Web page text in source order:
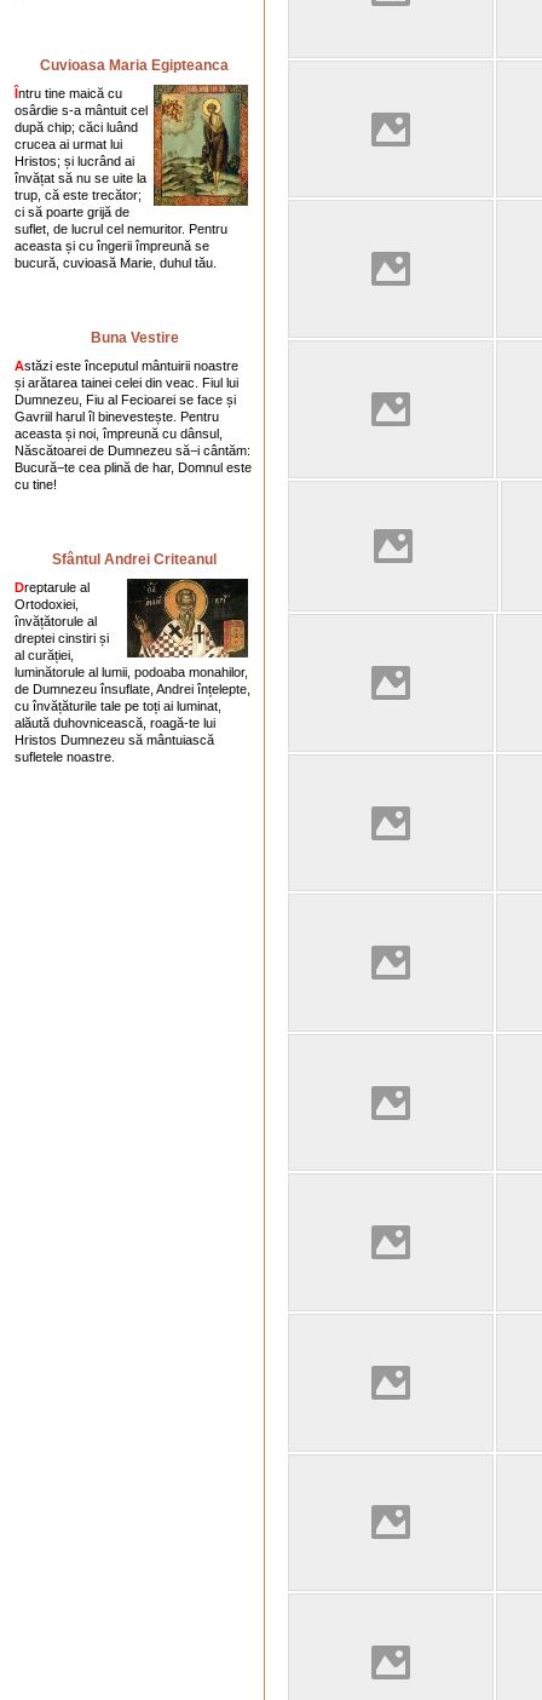
Cuvioasa Maria Egipteanca
Întru tine maică cu
osârdie s-a mântuit cel
după chip; căci luând
crucea ai urmat lui
Hristos; și lucrând ai
învățat să nu se uite la
trup, că este trecător;
ci să poarte grijă de
suflet, de lucrul cel nemuritor. Pentru
aceasta și cu în­gerii împreună se
bucură, cuvioasă Marie, duhul tău.
Buna Vestire
Astăzi este începutul mântuirii noastre
și arătarea tainei celei din veac. Fiul lui
Dumnezeu, Fiu al Fecioarei se face și
Gavriil harul îl binevestește. Pentru
aceasta și noi, împreună cu dânsul,
Născătoarei de Dumnezeu să−i cântăm:
Bucură−te cea plină de har, Domnul este
cu tine!
Sfântul Andrei Criteanul
Dreptarule al
Ortodoxiei,
învățătorule al
dreptei cinstiri și
al curăției,
luminătorule al lumii, podoaba monahilor,
de Dumnezeu însuflate, Andrei înțelepte,
cu învățăturile tale pe toți ai luminat,
alăută duhovnicească, roagă-te lui
Hristos Dumnezeu să mântuiască
sufletele noastre.